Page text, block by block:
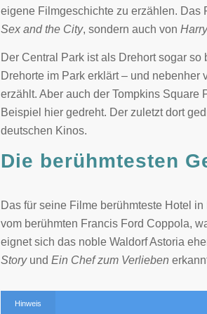
eigene Filmgeschichte zu erzählen. Das
Sex and the City, sondern auch von
Der Central Park ist als Drehort sogar
Drehorte im Park erklärt – und
erzählt. Aber auch der Tompkins Square
Beispiel hier gedreht. Der zuletzt dort
deutschen Kinos.
Die berühmtesten
Das für seine Filme berühmteste Hotel
vom berühmten Francis Ford Coppola,
eignet sich das noble Waldorf Astoria
Storyund Ein Chef zum Verlieben
Hinweis